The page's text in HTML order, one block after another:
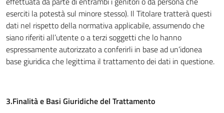
eserciti la potestà sul minore stesso). Il Titolare tratterà questi
dati nel rispetto della normativa applicabile, assumendo che
siano riferiti all’utente o a terzi soggetti che lo hanno
espressamente autorizzato a conferirli in base ad un’idonea
base giuridica che legittima il trattamento dei dati in questione.
3.Finalità e Basi Giuridiche del Trattamento